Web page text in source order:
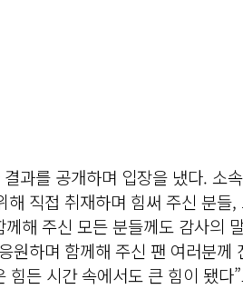
과를 공개하며 입장을 냈다. 소
해 직접 취재하며 힘써 주신 분들,
해 주신 모든 분들께도 감사의
원하며 함께해 주신 팬 여러분께
힘든 시간 속에서도 큰 힘이 됐다